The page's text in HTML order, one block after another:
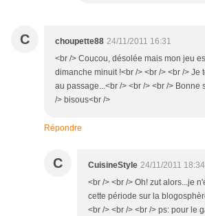
C choupette88 24/11/2011 16:31
<br /> Coucou, désolée mais mon jeu
dimanche minuit !<br /> <br /> <br /> Je
au passage...<br /> <br /> <br /> Bonne
/> bisous<br />
Répondre
C CuisineStyle 24/11/2011 18:34
<br /> <br /> Oh! zut alors...je
cette période sur la
<br /> <br /> <br /> ps: pour le